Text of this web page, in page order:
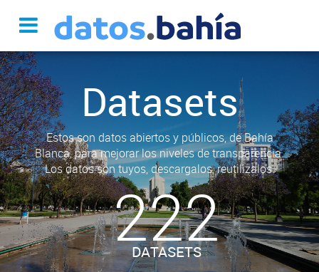
Datasets
Estos son datos abiertos y públicos, de Bahía
Blanca, para mejorar los niveles de transparencia.
Los datos son tuyos, descargalos, reutilizalos.
222
DATASETS